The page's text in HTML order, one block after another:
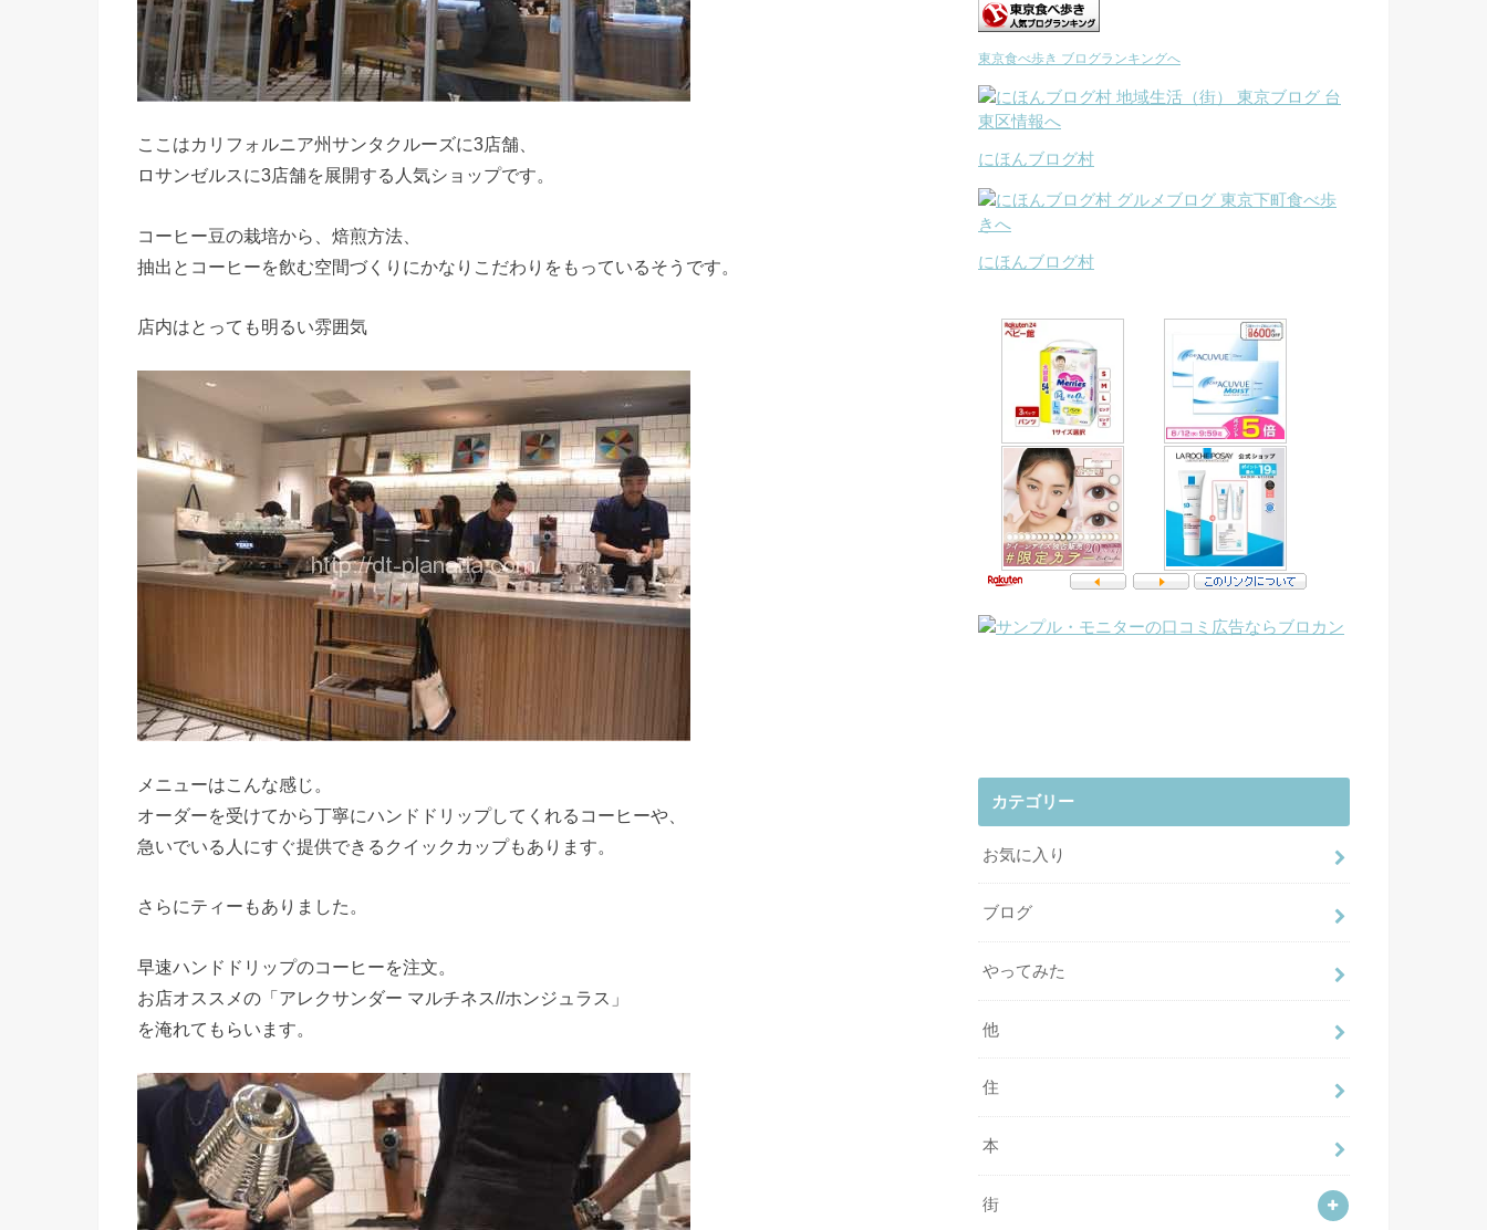
ここはカリフォルニア州サンタクルーズに3店舗、
ロサンゼルスに3店舗を展開する人気ショップです。
コーヒー豆の栽培から、焙煎方法、
抽出とコーヒーを飲む空間づくりにかなりこだわりをもっているそうです。
店内はとっても明るい雰囲気
メニューはこんな感じ。
オーダーを受けてから丁寧にハンドドリップしてくれるコーヒーや、
急いでいる人にすぐ提供できるクイックカップもあります。
さらにティーもありました。
早速ハンドドリップのコーヒーを注文。
お店オススメの「アレクサンダー マルチネス//ホンジュラス」
を淹れてもらいます。
東京食べ歩き ブログランキングへ
にほんブログ村
にほんブログ村
カテゴリー
お気に入り
ブログ
やってみた
他
住
本
街